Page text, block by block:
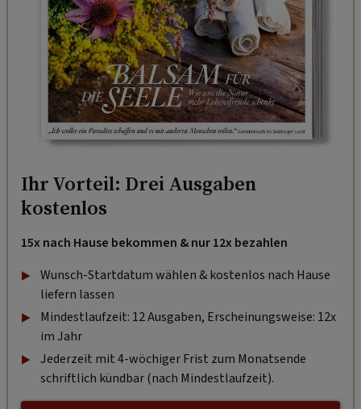
Ihr Vorteil: Drei Ausgaben
kostenlos
15x nach Hause bekommen & nur 12x bezahlen
Wunsch-Startdatum wählen & kostenlos nach Hause
liefern lassen
Mindestlaufzeit: 12 Ausgaben, Erscheinungsweise: 12x
im Jahr
Jederzeit mit 4-wöchiger Frist zum Monatsende
schriftlich kündbar (nach Mindestlaufzeit).